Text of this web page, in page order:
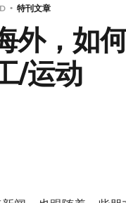
特刊文章
外，如
/运动